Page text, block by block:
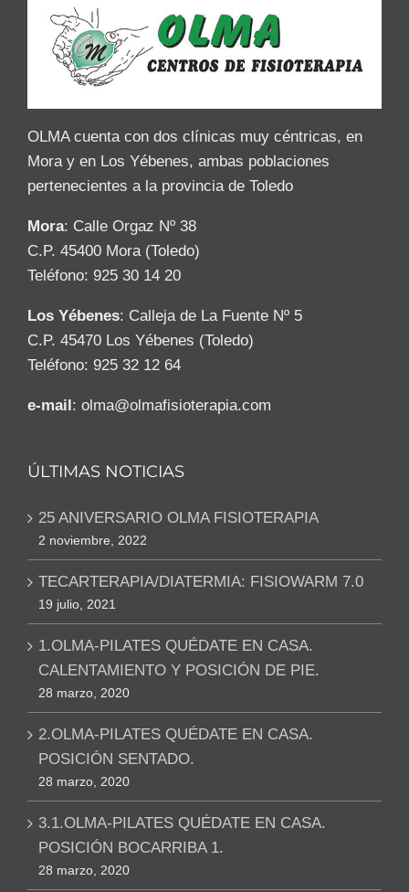
OLMA cuenta con dos clínicas muy céntricas, en
Mora y en Los Yébenes, ambas poblaciones
pertenecientes a la provincia de Toledo
Mora: Calle Orgaz Nº 38
C.P. 45400 Mora (Toledo)
Teléfono: 925 30 14 20
Los Yébenes: Calleja de La Fuente Nº 5
C.P. 45470 Los Yébenes (Toledo)
Teléfono: 925 32 12 64
e-mail : olma@olmafisioterapia.com
ÚLTIMAS NOTICIAS
25 ANIVERSARIO OLMA FISIOTERAPIA
2 noviembre, 2022
TECARTERAPIA/DIATERMIA: FISIOWARM 7.0
19 julio, 2021
1.OLMA-PILATES QUÉDATE EN CASA.
CALENTAMIENTO Y POSICIÓN DE PIE.
28 marzo, 2020
2.OLMA-PILATES QUÉDATE EN CASA.
POSICIÓN SENTADO.
28 marzo, 2020
3.1.OLMA-PILATES QUÉDATE EN CASA.
POSICIÓN BOCARRIBA 1.
28 marzo, 2020